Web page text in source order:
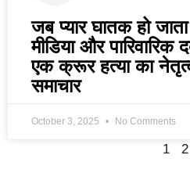
जब प्यार घातक हो
मीडिया और पारिवारिक
एक क्रूर हत्या का
समाचार
October 3, 2025 No Comments
1 2